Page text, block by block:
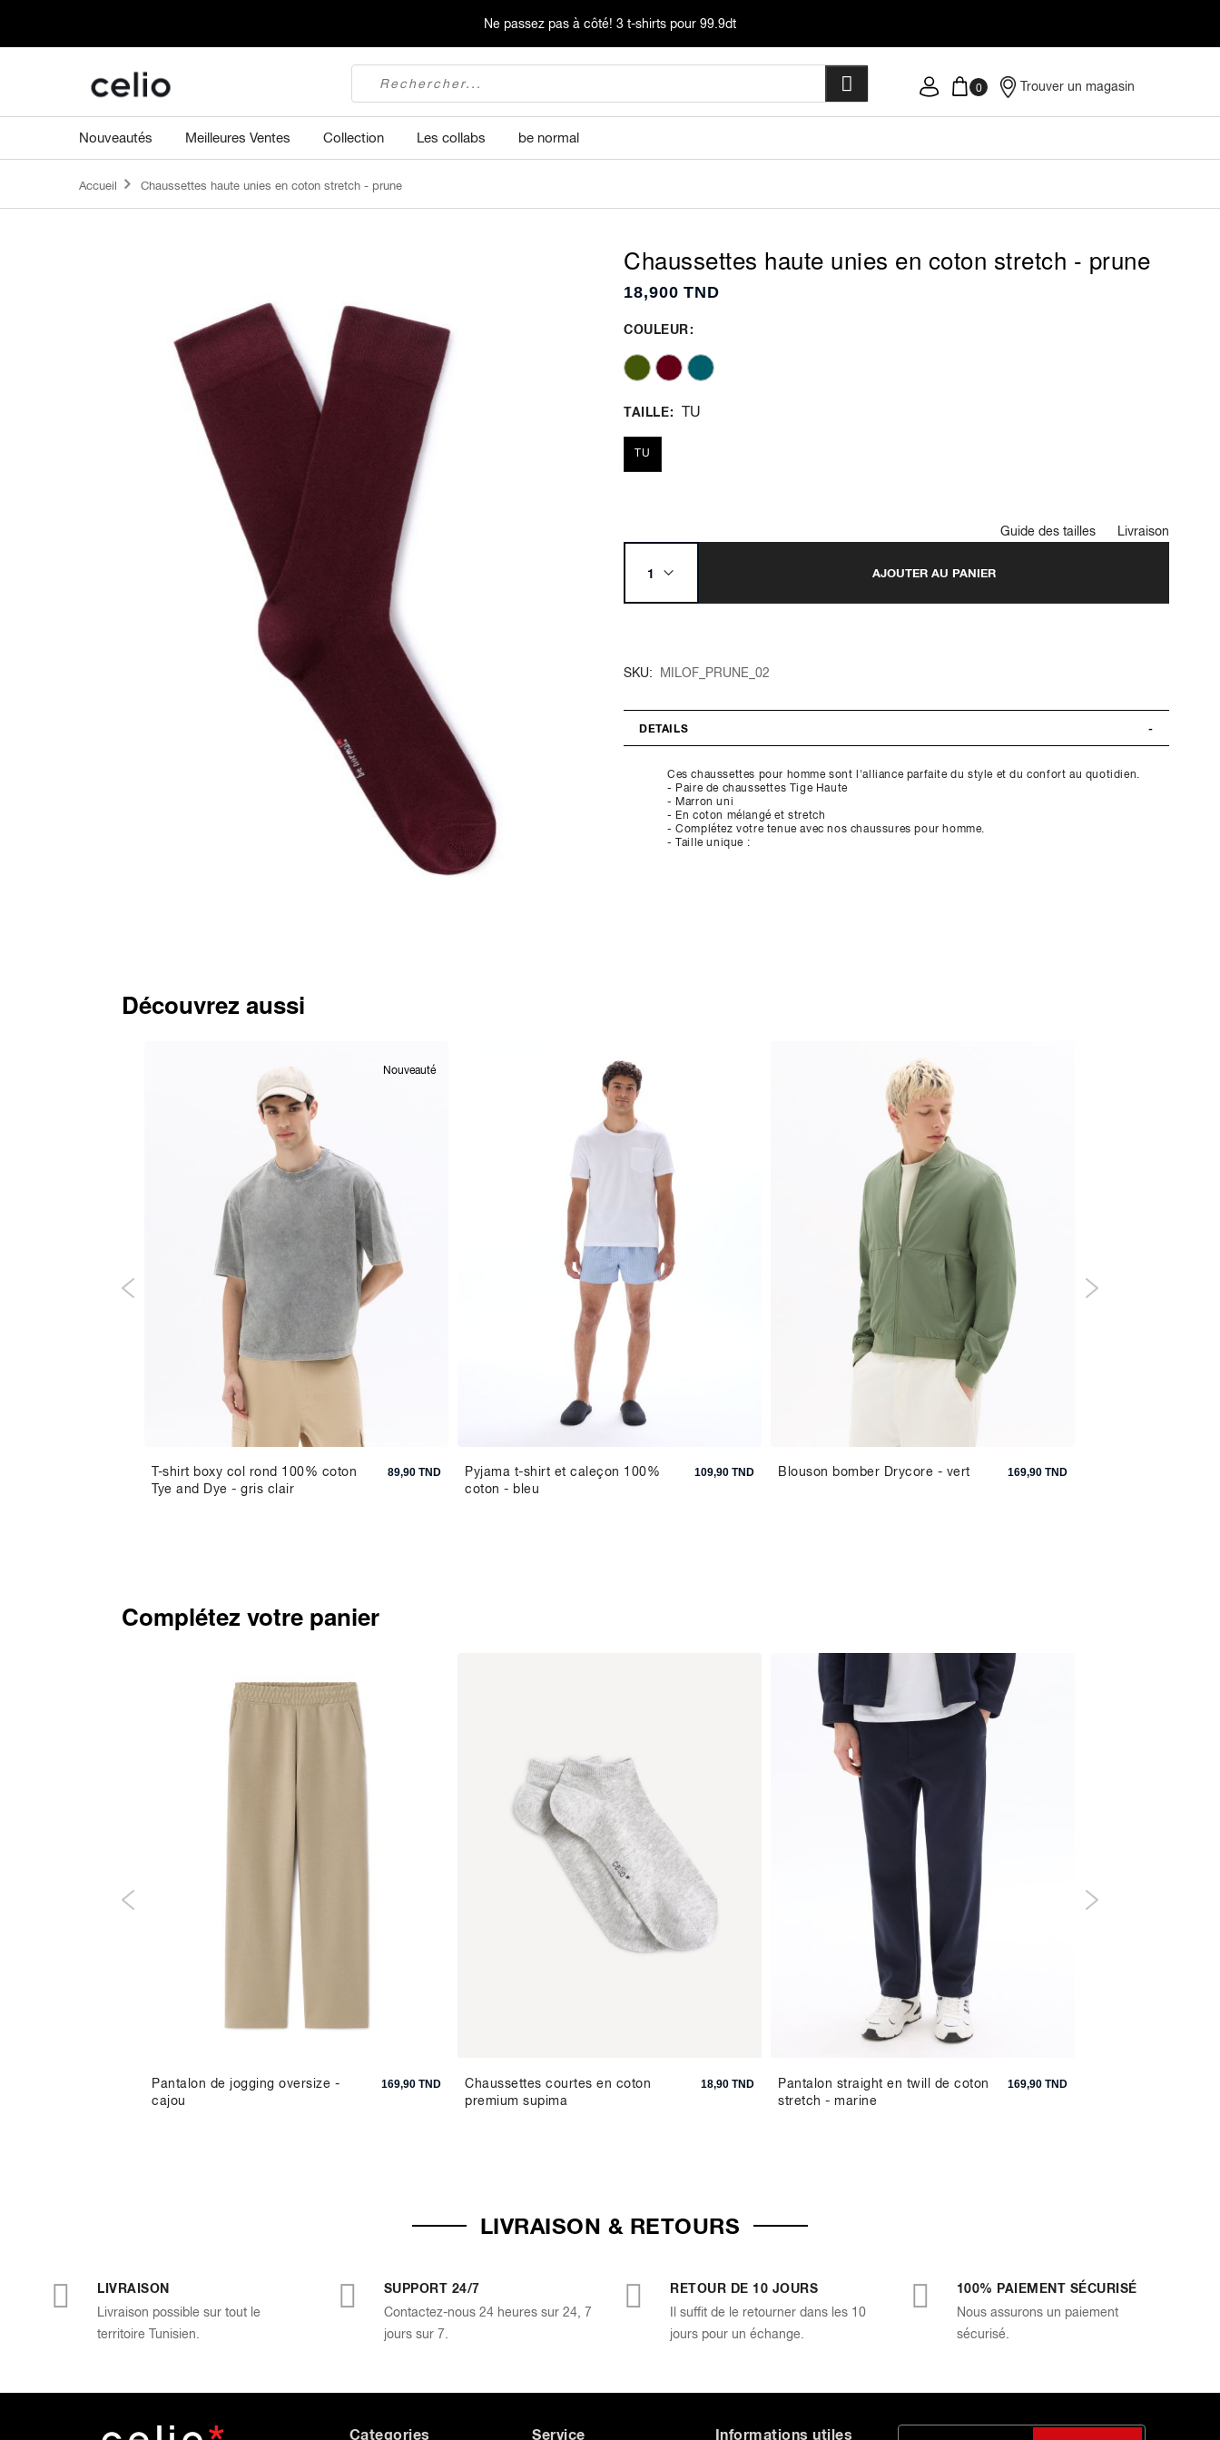
Ne passez pas à côté! 3 t-shirts pour 99.9dt
Trouver un magasin
Nouveautés Meilleures Ventes Collection Les collabs be normal
Accueil Chaussettes haute unies en coton stretch - prune
Chaussettes haute unies en coton stretch - prune
18,900 TND
COULEUR
TAILLE TU
TU
Guide des tailles Livraison
AJOUTER AU PANIER
SKU MILOF_PRUNE_02
DETAILS
Ces chaussettes pour homme sont l'alliance parfaite du style et du confort au quotidien.
- Paire de chaussettes Tige Haute
- Marron uni
- En coton mélangé et stretch
- Complétez votre tenue avec nos chaussures pour homme.
- Taille unique :
Découvrez aussi
Nouveauté
T-shirt boxy col rond 100% coton
Tye and Dye - gris clair
89,90 TND
Pyjama t-shirt et caleçon 100%
coton - bleu
109,90 TND Blouson bomber Drycore - vert 169,90 TND
Complétez votre panier
Pantalon de jogging oversize -
cajou
169,90 TND
Chaussettes courtes en coton
premium supima
18,90 TND
Pantalon straight en twill de coton
stretch - marine
169,90 TND
LIVRAISON & RETOURS
LIVRAISON
Livraison possible sur tout le
territoire Tunisien.
SUPPORT 24/7
Contactez-nous 24 heures sur 24, 7
jours sur 7.
RETOUR DE 10 JOURS
Il suffit de le retourner dans les 10
jours pour un échange.
100% PAIEMENT SÉCURISÉ
Nous assurons un paiement
sécurisé.
Categories Service Informations utiles